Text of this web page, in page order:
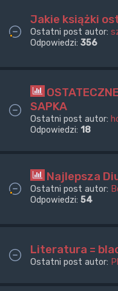
Jakie książki
Ostatni post autor:
Odpowiedzi: 356
SAPKA
Ostatni post autor:
Odpowiedzi: 18
Najlepsza
Ostatni post autor:
Odpowiedzi: 54
Literatura =
Ostatni post autor: